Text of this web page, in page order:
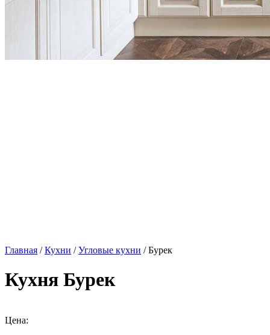
Главная /Кухни /Угловые кухни / Бурек
Кухня Бурек
Цена: